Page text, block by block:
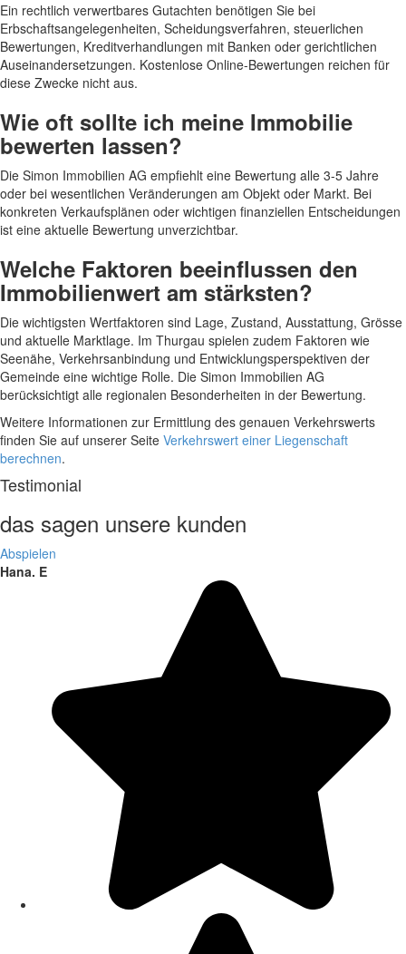
Ein rechtlich verwertbares Gutachten benötigen Sie bei
Erbschaftsangelegenheiten, Scheidungsverfahren, steuerlichen
Bewertungen, Kreditverhandlungen mit Banken oder gerichtlichen
Auseinandersetzungen. Kostenlose Online-Bewertungen reichen für
diese Zwecke nicht aus.
Wie oft sollte ich meine Immobilie
bewerten lassen?
Die Simon Immobilien AG empfiehlt eine Bewertung alle 3-5 Jahre
oder bei wesentlichen Veränderungen am Objekt oder Markt. Bei
konkreten Verkaufsplänen oder wichtigen finanziellen Entscheidungen
ist eine aktuelle Bewertung unverzichtbar.
Welche Faktoren beeinflussen den
Immobilienwert am stärksten?
Die wichtigsten Wertfaktoren sind Lage, Zustand, Ausstattung, Grösse
und aktuelle Marktlage. Im Thurgau spielen zudem Faktoren wie
Seenähe, Verkehrsanbindung und Entwicklungsperspektiven der
Gemeinde eine wichtige Rolle. Die Simon Immobilien AG
berücksichtigt alle regionalen Besonderheiten in der Bewertung.
Weitere Informationen zur Ermittlung des genauen Verkehrswerts
finden Sie auf unserer Seite Verkehrswert einer Liegenschaft
berechnen.
Testimonial
das sagen unsere kunden
Abspielen
Hana. E